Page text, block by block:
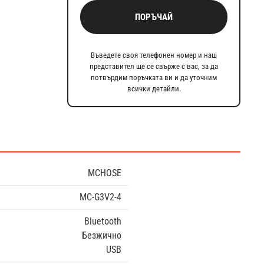
ПОРЪЧАЙ
Въведете своя телефонен номер и наш
представител ще се свърже с вас, за да
потвърдим поръчката ви и да уточним
всички детайли.
MCHOSE
MC-G3V2-4
Bluetooth
Безжично
USB